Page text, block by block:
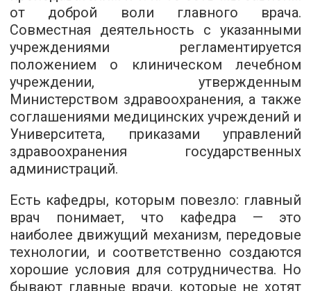
от доброй воли главного врача.
Совместная деятельность с указанными
учреждениями регламентируется
положением о клиническом лечебном
учреждении, утвержденным
Министерством здравоохранения, а также
соглашениями медицинских учреждений и
Университета, приказами управлений
здравоохранения государственных
администраций.
Есть кафедры, которым повезло: главный
врач понимает, что кафедра — это
наиболее движущий механизм, передовые
технологии, и соответственно создаются
хорошие условия для сотрудничества. Но
бывают главные врачи, которые не хотят